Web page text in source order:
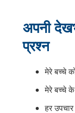
अपनी
प्रश्न
मेरे बच्चे
मेरे बच्चे के
हर